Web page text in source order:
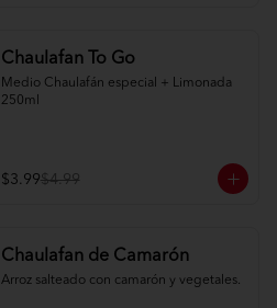
Chaulafan To Go
Medio Chaulafán especial + Limonada
250ml
$3.99$4.99
Chaulafan de Camarón
Arroz salteado con camarón y vegetales.